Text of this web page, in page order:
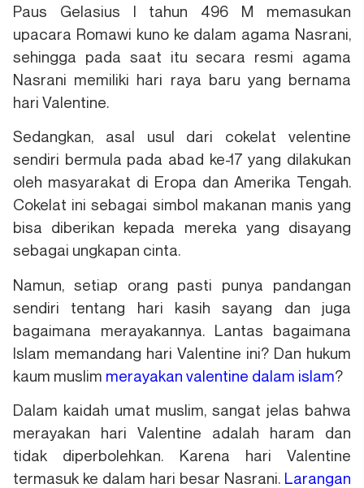
Paus Gelasius I tahun 496 M memasukan
upacara Romawi kuno ke dalam agama Nasrani,
sehingga pada saat itu secara resmi agama
Nasrani memiliki hari raya baru yang bernama
hari Valentine.
Sedangkan, asal usul dari cokelat velentine
sendiri bermula pada abad ke-17 yang dilakukan
oleh masyarakat di Eropa dan Amerika Tengah.
Cokelat ini sebagai simbol makanan manis yang
bisa diberikan kepada mereka yang disayang
sebagai ungkapan cinta.
Namun, setiap orang pasti punya pandangan
sendiri tentang hari kasih sayang dan juga
bagaimana merayakannya. Lantas bagaimana
Islam memandang hari Valentine ini? Dan hukum
kaum muslim merayakan valentine dalam islam?
Dalam kaidah umat muslim, sangat jelas bahwa
merayakan hari Valentine adalah haram dan
tidak diperbolehkan. Karena hari Valentine
termasuk ke dalam hari besar Nasrani. Larangan